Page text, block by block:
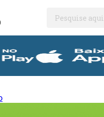
Pesquise aqui...